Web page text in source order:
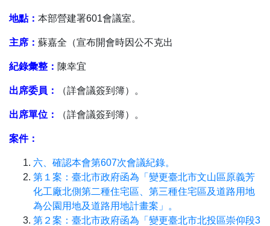
地點： 本部營建署601會議室。
主席： 蘇嘉全（宣布開會時因公不克出
紀錄彙整： 陳幸宜
出席委員： （詳會議簽到簿）。
出席單位： （詳會議簽到簿）。
案件：
六、確認本會第607次會議紀錄。
第１案：臺北市政府函為「變更臺北市文山區原義芳
化工廠北側第二種住宅區、第三種住宅區及道路用地
為公園用地及道路用地計畫案」。
第２案：臺北市政府函為「變更臺北市北投區崇仰段3